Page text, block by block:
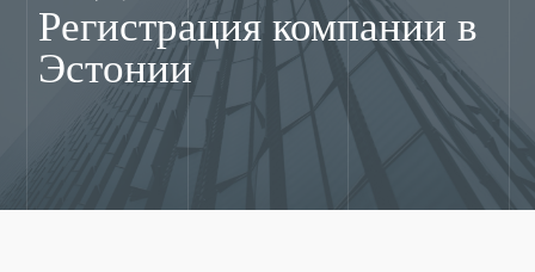
Регистрация компании в
Эстонии